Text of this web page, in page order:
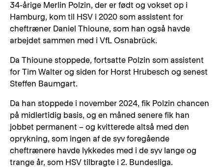
34-årige Merlin Polzin, der er født og vokset op i
Hamburg, kom til HSV i 2020 som assistent for
cheftræner Daniel Thioune, som han også havde
arbejdet sammen med i VfL Osnabrück.
Da Thioune stoppede, fortsatte Polzin som assistent
for Tim Walter og siden for Horst Hrubesch og senest
Steffen Baumgart.
Da han stoppede i november 2024, fik Polzin chancen
på midlertidig basis, og en måned senere fik han
jobbet permanent – og kvitterede altså med den
oprykning, som ingen af de syv foregående
cheftrænere havde lykkedes med i de syv lange og
trange år, som HSV tilbragte i 2. Bundesliga.